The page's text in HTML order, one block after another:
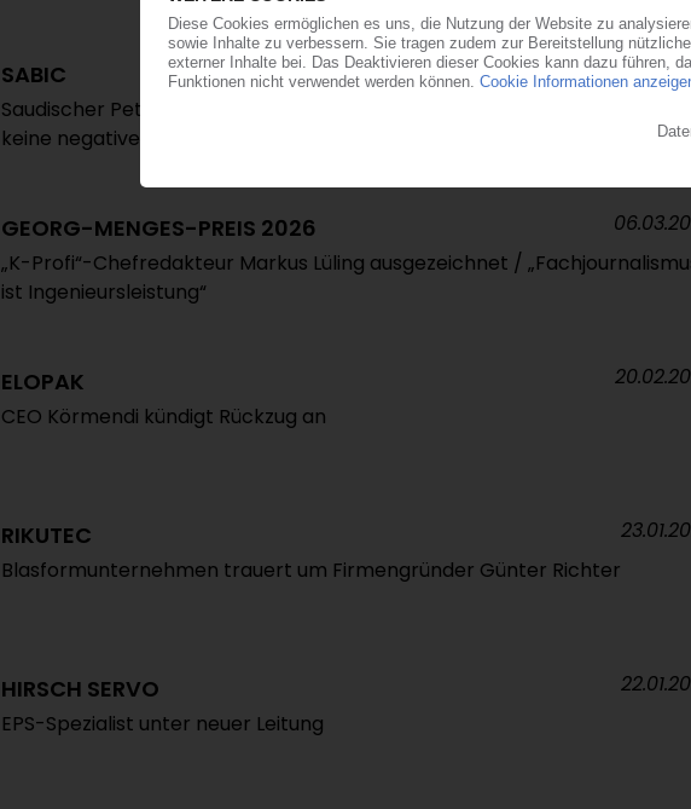
SABIC
Saudischer Petrochemiekonzern mit Milliardenverlust / CEO sieht noch
keine negativen Effekte durch Iran-Krieg
GEORG-MENGES-PREIS 2026
„K-Profi“-Chefredakteur Markus Lüling ausgezeichnet /
ist Ingenieursleistung“
ELOPAK
CEO Körmendi kündigt Rückzug an
RIKUTEC
Blasformunternehmen trauert um Firmengründer Günter Richter
HIRSCH SERVO
EPS-Spezialist unter neuer Leitung